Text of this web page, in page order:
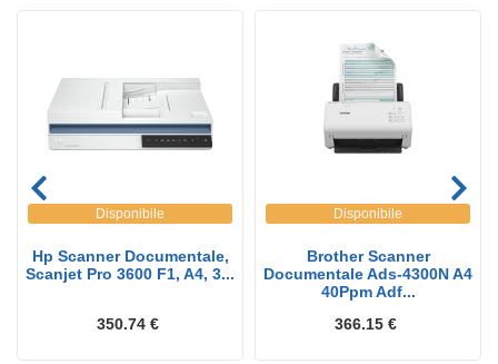
Disponibile
Hp Scanner Documentale,
Scanjet Pro 3600 F1, A4, 3...
350.74 €
Disponibile
Brother Scanner
Documentale Ads-4300N A4
40Ppm Adf...
366.15 €